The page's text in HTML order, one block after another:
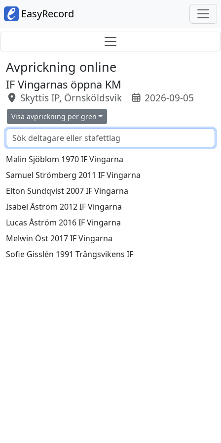
EasyRecord
Avprickning online
IF Vingarnas öppna KM
Skyttis IP, Örnsköldsvik 2026-09-05
Malin Sjöblom 1970 IF Vingarna
Samuel Strömberg 2011 IF Vingarna
Elton Sundqvist 2007 IF Vingarna
Isabel Åström 2012 IF Vingarna
Lucas Åström 2016 IF Vingarna
Melwin Öst 2017 IF Vingarna
Sofie Gisslén 1991 Trångsvikens IF
Visa avprickning per gren